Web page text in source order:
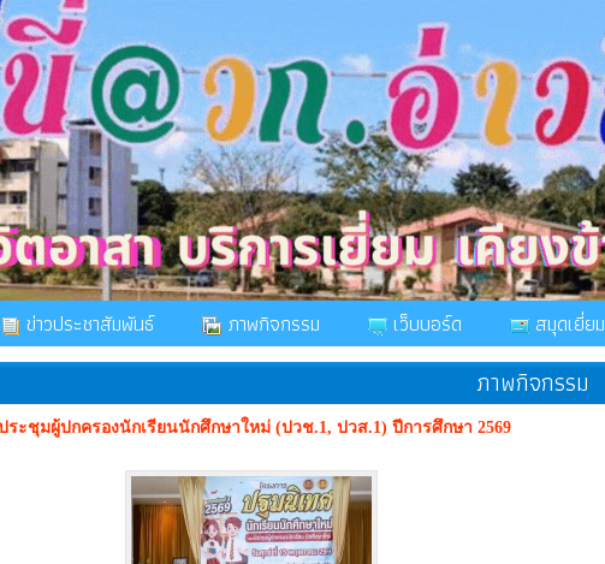
ข่าวประชาสัมพันธ์ ภาพกิจกรรม เว็บบอร์ด สมุดเยี่ยม
ภาพกิจกรรม
ระชุมผู้ปกครองนักเรียนนักศึกษาใหม่ (ปวช.1, ปวส.1) ปีการศึกษา 2569